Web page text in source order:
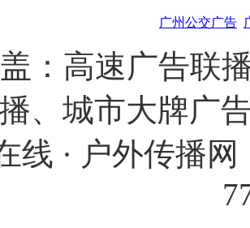
广州公交广告
：高速广告联
播、城市大牌广
线 · 户外传播